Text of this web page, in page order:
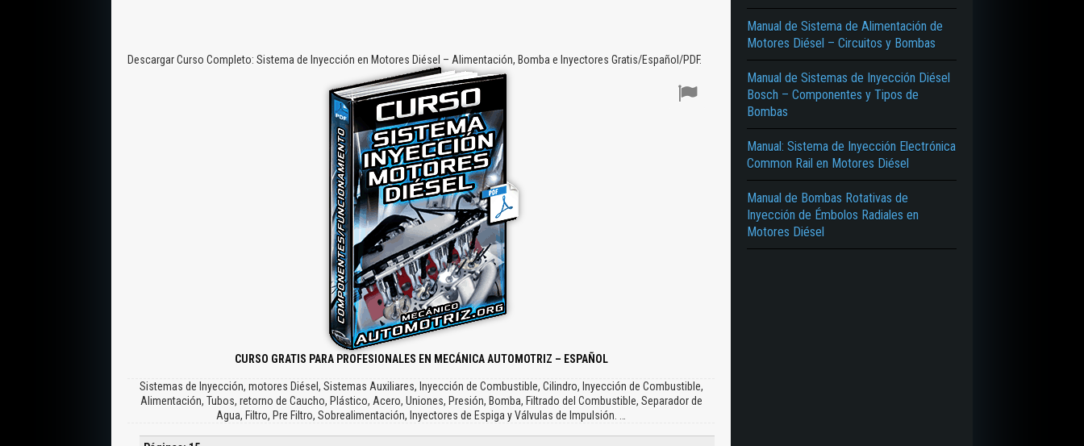
Descargar Curso Completo: Sistema de Inyección en Motores Diésel – Alimentación, Bomba e Inyectores Gratis/Español/PDF.
CURSO GRATIS PARA PROFESIONALES EN MECÁNICA AUTOMOTRIZ – ESPAÑOL
Sistemas de Inyección, motores Diésel, Sistemas Auxiliares, Inyección de Combustible, Cilindro, Inyección de Combustible,
Alimentación, Tubos, retorno de Caucho, Plástico, Acero, Uniones, Presión, Bomba, Filtrado del Combustible, Separador de
Agua, Filtro, Pre Filtro, Sobrealimentación, Inyectores de Espiga y Válvulas de Impulsión. …
Manual de Sistema de Alimentación de
Motores Diésel – Circuitos y Bombas
Manual de Sistemas de Inyección Diésel
Bosch – Componentes y Tipos de
Bombas
Manual: Sistema de Inyección Electrónica
Common Rail en Motores Diésel
Manual de Bombas Rotativas de
Inyección de Émbolos Radiales en
Motores Diésel